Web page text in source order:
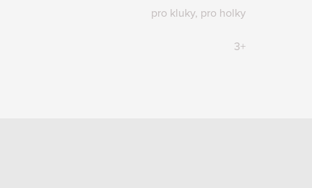
pro kluky, pro holky
3+